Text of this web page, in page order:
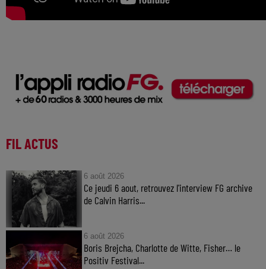
FIL ACTUS
6 août 2026
Ce jeudi 6 aout, retrouvez l'interview FG archive
de Calvin Harris...
6 août 2026
Boris Brejcha, Charlotte de Witte, Fisher… le
Positiv Festival...